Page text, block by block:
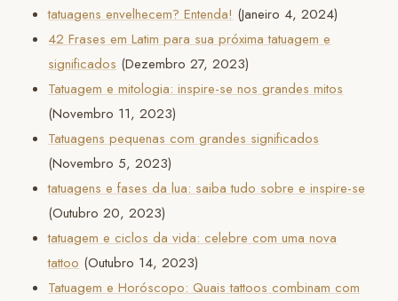
tatuagens envelhecem? Entenda! (Janeiro 4, 2024)
42 Frases em Latim para sua próxima tatuagem e
significados (Dezembro 27, 2023)
Tatuagem e mitologia: inspire-se nos grandes mitos
(Novembro 11, 2023)
Tatuagens pequenas com grandes significados
(Novembro 5, 2023)
tatuagens e fases da lua: saiba tudo sobre e inspire-se
(Outubro 20, 2023)
tatuagem e ciclos da vida: celebre com uma nova
tattoo (Outubro 14, 2023)
Tatuagem e Horóscopo: Quais tattoos combinam com